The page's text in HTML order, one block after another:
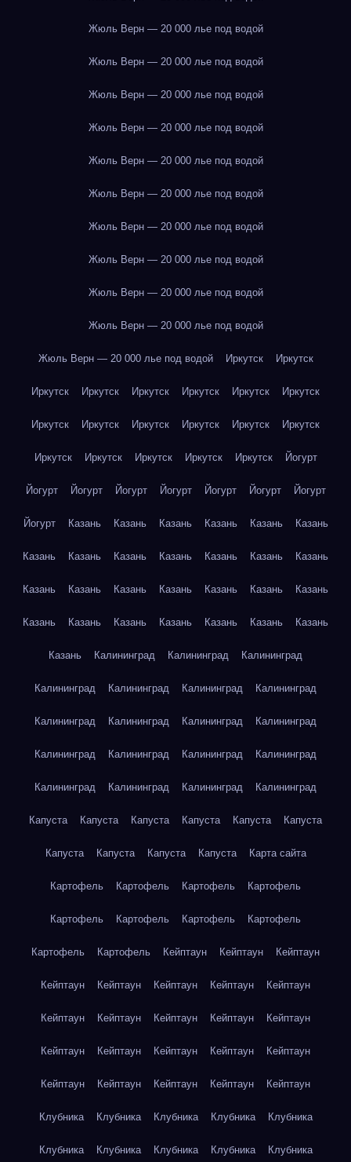
Жюль Верн — 20 000 лье под водой
Жюль Верн — 20 000 лье под водой
Жюль Верн — 20 000 лье под водой
Жюль Верн — 20 000 лье под водой
Жюль Верн — 20 000 лье под водой
Жюль Верн — 20 000 лье под водой
Жюль Верн — 20 000 лье под водой
Жюль Верн — 20 000 лье под водой
Жюль Верн — 20 000 лье под водой
Жюль Верн — 20 000 лье под водой
Жюль Верн — 20 000 лье под водой Иркутск Иркутск
Иркутск Иркутск Иркутск Иркутск Иркутск Иркутск
Иркутск Иркутск Иркутск Иркутск Иркутск Иркутск
Иркутск Иркутск Иркутск Иркутск Иркутск Йогурт
Йогурт Йогурт Йогурт Йогурт Йогурт Йогурт Йогурт
Йогурт Казань Казань Казань Казань Казань Казань
Казань Казань Казань Казань Казань Казань Казань
Казань Казань Казань Казань Казань Казань Казань
Казань Казань Казань Казань Казань Казань Казань
Казань Калининград Калининград Калининград
Калининград Калининград Калининград Калининград
Калининград Калининград Калининград Калининград
Калининград Калининград Калининград Калининград
Калининград Калининград Калининград Калининград
Капуста Капуста Капуста Капуста Капуста Капуста
Капуста Капуста Капуста Капуста Карта сайта
Картофель Картофель Картофель Картофель
Картофель Картофель Картофель Картофель
Картофель Картофель Кейптаун Кейптаун Кейптаун
Кейптаун Кейптаун Кейптаун Кейптаун Кейптаун
Кейптаун Кейптаун Кейптаун Кейптаун Кейптаун
Кейптаун Кейптаун Кейптаун Кейптаун Кейптаун
Кейптаун Кейптаун Кейптаун Кейптаун Кейптаун
Клубника Клубника Клубника Клубника Клубника
Клубника Клубника Клубника Клубника Клубника